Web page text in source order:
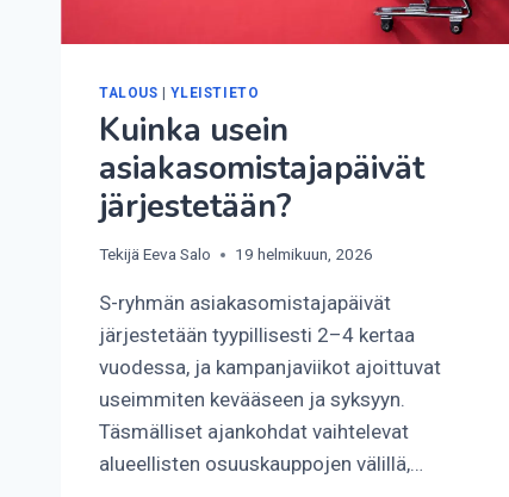
TALOUS |YLEISTIETO
Kuinka usein
asiakasomistajapäivät
järjestetään?
Tekijä Eeva Salo 19 helmikuun, 2026
S-ryhmän asiakasomistajapäivät
järjestetään tyypillisesti 2–4 kertaa
vuodessa, ja kampanjaviikot ajoittuvat
useimmiten kevääseen ja syksyyn.
Täsmälliset ajankohdat vaihtelevat
alueellisten osuuskauppojen välillä,…